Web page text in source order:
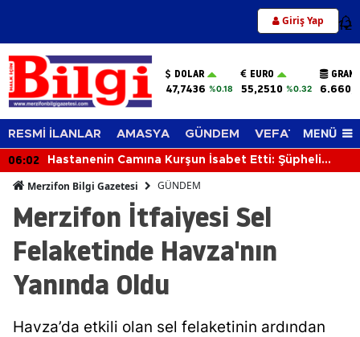
Giriş Yap 12
DOLAR
47,7436 %0.18
EURO
55,2510 %0.32
RESMİ İLANLAR AMASYA GÜNDEM VEFAT EDENLER
MENÜ
06:02
Hastanenin Camına Kurşun İsabet Etti: Şüpheli
Merzifon Bilgi Gazetesi GÜNDEM
Merzifon İtfaiyesi Sel
Felaketinde Havza'nın
Yanında Oldu
Havza’da etkili olan sel felaketinin ardından